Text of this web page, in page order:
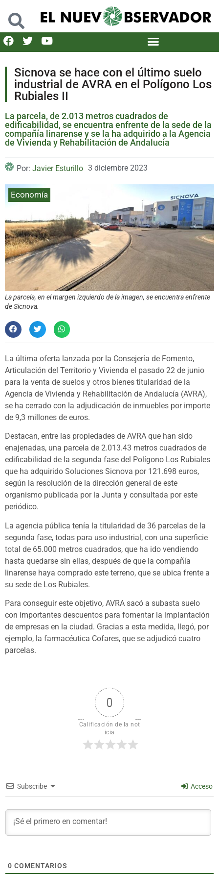
Sicnova se hace con el último suelo
industrial de AVRA en el Polígono Los
Rubiales II
La parcela, de 2.013 metros cuadrados de
edificabilidad, se encuentra enfrente de la sede de la
compañía linarense y se la ha adquirido a la Agencia
de Vivienda y Rehabilitación de Andalucía
Por: Javier Esturillo 3 diciembre 2023
Economía
La parcela, en el margen izquierdo de la imagen, se encuentra enfrente
de Sicnova.
La última oferta lanzada por la Consejería de Fomento,
Articulación del Territorio y Vivienda el pasado 22 de junio
para la venta de suelos y otros bienes titularidad de la
Agencia de Vivienda y Rehabilitación de Andalucía (AVRA),
se ha cerrado con la adjudicación de inmuebles por importe
de 9,3 millones de euros.
Destacan, entre las propiedades de AVRA que han sido
enajenadas, una parcela de 2.013.43 metros cuadrados de
edificabilidad de la segunda fase del Polígono Los Rubiales
que ha adquirido Soluciones Sicnova por 121.698 euros,
según la resolución de la dirección general de este
organismo publicada por la Junta y consultada por este
periódico.
La agencia pública tenía la titularidad de 36 parcelas de la
segunda fase, todas para uso industrial, con una superficie
total de 65.000 metros cuadrados, que ha ido vendiendo
hasta quedarse sin ellas, después de que la compañía
linarense haya comprado este terreno, que se ubica frente a
su sede de Los Rubiales.
Para conseguir este objetivo, AVRA sacó a subasta suelo
con importantes descuentos para fomentar la implantación
de empresas en la ciudad. Gracias a esta medida, llegó, por
ejemplo, la farmacéutica Cofares, que se adjudicó cuatro
parcelas.
0
Calificación de la not
icia
Subscribe Acceso
0 COMENTARIOS